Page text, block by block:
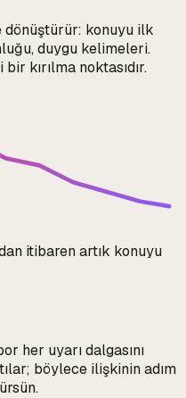
dönüştürür: konuyu ilk
duygu kelimeleri.
kırılma noktasıdır.
itibaren artık konuyu
her uyarı dalgasını
böylece ilişkinin adım